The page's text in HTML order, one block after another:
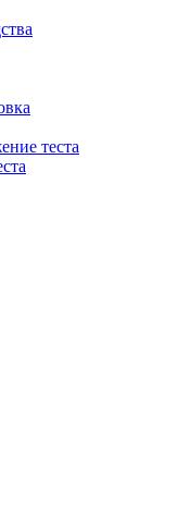
теста